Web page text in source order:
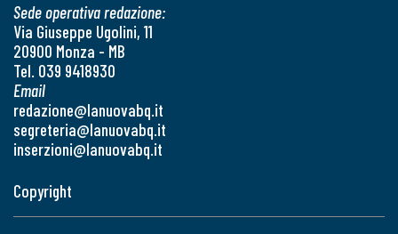
Sede operativa redazione:
Via Giuseppe Ugolini, 11
20900 Monza - MB
Tel. 039 9418930
Email
redazione@lanuovabq.it
segreteria@lanuovabq.it
inserzioni@lanuovabq.it
Copyright